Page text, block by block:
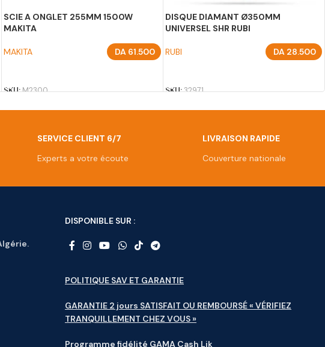
SCIE A ONGLET 255MM 1500W
MAKITA
MAKITA DA61.500
SKU:M2300
DISQUE DIAMANT Ø350MM
UNIVERSEL SHR RUBI
RUBI DA28.500
SKU:32971
SERVICE CLIENT 6/7
Experts a votre écoute
LIVRAISON RAPIDE
Couverture nationale
DISPONIBLE SUR :
POLITIQUE SAV ET GARANTIE
GARANTIE 2 jours SATISFAIT OU REMBOURSÉ « VÉRIFIEZ
TRANQUILLEMENT CHEZ VOUS »
Programme fidélité GAMA Cash Lik